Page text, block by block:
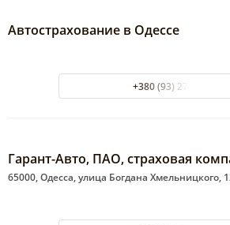
Автострахование в Одессе
+380 (93) 278-83-01
Гарант-Авто, ПАО, страховая
65000, Одесса, улица Богдана Хмельницкого,